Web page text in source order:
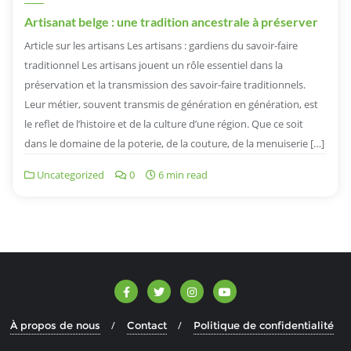
Artisanat belge : une tradition ancestrale à préserver
Article sur les artisans Les artisans : gardiens du savoir-faire
traditionnel Les artisans jouent un rôle essentiel dans la
préservation et la transmission des savoir-faire traditionnels.
Leur métier, souvent transmis de génération en génération, est
le reflet de l’histoire et de la culture d’une région. Que ce soit
dans le domaine de la poterie, de la couture, de la menuiserie […]
Uncategorized 0 6 min read
À propos de nous Contact Politique de confidentialité